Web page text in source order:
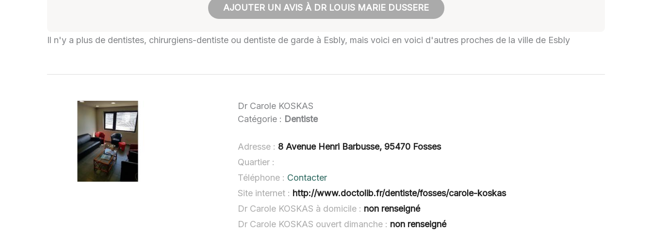
AJOUTER UN AVIS À DR LOUIS MARIE DUSSERE
Il n'y a plus de dentistes, chirurgiens-dentiste ou dentiste de garde à Esbly, mais voici en voici d'autres proches de la ville de Esbly
Dr Carole KOSKAS
Catégorie : Dentiste
Adresse : 8 Avenue Henri Barbusse, 95470 Fosses
Quartier :
Téléphone : Contacter
Site internet : http://www.doctolib.fr/dentiste/fosses/carole-koskas
Dr Carole KOSKAS à domicile : non renseigné
Dr Carole KOSKAS ouvert dimanche : non renseigné